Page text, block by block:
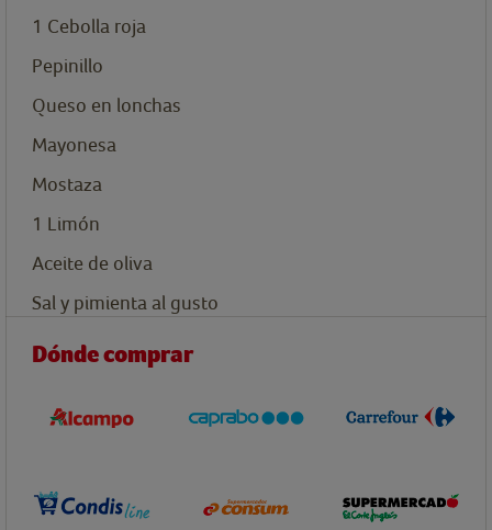
1 Cebolla roja
Pepinillo
Queso en lonchas
Mayonesa
Mostaza
1 Limón
Aceite de oliva
Sal y pimienta al gusto
Dónde comprar